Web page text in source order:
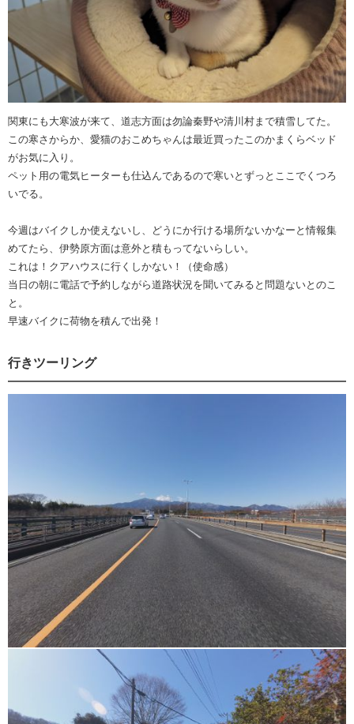
関東にも大寒波が来て、道志方面は勿論秦野や清川村まで積雪してた。
この寒さからか、愛猫のおこめちゃんは最近買ったこのかまくらベッド
がお気に入り。
ペット用の電気ヒーターも仕込んであるので寒いとずっとここでくつろ
いでる。
今週はバイクしか使えないし、どうにか行ける場所ないかなーと情報集
めてたら、伊勢原方面は意外と積もってないらしい。
これは！クアハウスに行くしかない！（使命感）
当日の朝に電話で予約しながら道路状況を聞いてみると問題ないとのこ
と。
早速バイクに荷物を積んで出発！
行きツーリング